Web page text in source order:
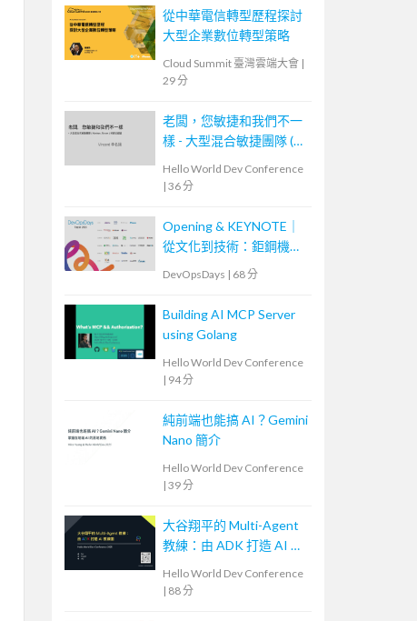
從中華電信轉型歷程探討
大型企業數位轉型策略
Cloud Summit 臺灣雲端大會 |
29 分
老闆，您敏捷和我們不一
樣 - 大型混合敏捷團隊 (
驗
Hello World Dev Conference
| 36 分
Opening & KEYNOTE｜
從文化到技術：鉅鋼機械
的敏捷實踐與數位轉型之
DevOpsDays | 68 分
Building AI MCP Server
using Golang
Hello World Dev Conference
| 94 分
純前端也能搞 AI？Gemini
Nano 簡介
Hello World Dev Conference
| 39 分
大谷翔平的 Multi-Agent
教練：由 ADK 打造 AI 教
Hello World Dev Conference
| 88 分